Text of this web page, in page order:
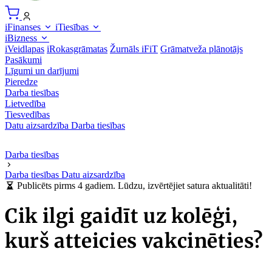
iFinanses
iTiesības
iBizness
iVeidlapas iRokasgrāmatas Žurnāls iFiT Grāmatveža plānotājs
Pasākumi
Līgumi un darījumi
Pieredze
Darba tiesības
Lietvedība
Tiesvedības
Datu aizsardzība Darba tiesības
Darba tiesības
Darba tiesības Datu aizsardzība
Publicēts pirms 4 gadiem. Lūdzu, izvērtējiet satura aktualitāti!
Cik ilgi gaidīt uz kolēģi,
kurš atteicies vakcinēties?